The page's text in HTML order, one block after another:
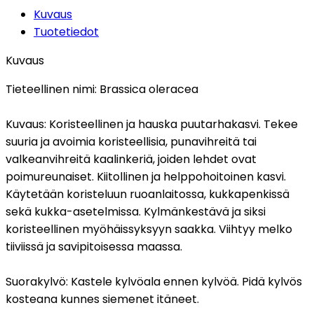
Kuvaus
Tuotetiedot
Kuvaus
Tieteellinen nimi: Brassica oleracea
Kuvaus: Koristeellinen ja hauska puutarhakasvi. Tekee
suuria ja avoimia koristeellisia, punavihreitä tai
valkeanvihreitä kaalinkeriä, joiden lehdet ovat
poimureunaiset. Kiitollinen ja helppohoitoinen kasvi.
Käytetään koristeluun ruoanlaitossa, kukkapenkissä
sekä kukka-asetelmissa. Kylmänkestävä ja siksi
koristeellinen myöhäissyksyyn saakka. Viihtyy melko
tiiviissä ja savipitoisessa maassa.
Suorakylvö: Kastele kylvöala ennen kylvöä. Pidä kylvös
kosteana kunnes siemenet itäneet.